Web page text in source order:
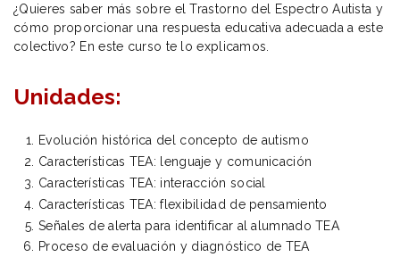
¿Quieres saber más sobre el Trastorno del Espectro Autista y
cómo proporcionar una respuesta educativa adecuada a este
colectivo? En este curso te lo explicamos.
Unidades:
Evolución histórica del concepto de autismo
Características TEA: lenguaje y comunicación
Características TEA: interacción social
Características TEA: flexibilidad de pensamiento
Señales de alerta para identificar al alumnado TEA
Proceso de evaluación y diagnóstico de TEA